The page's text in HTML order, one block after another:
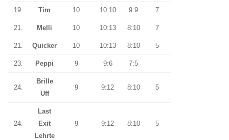
19. Tim 10 10:10 9:9 7
21. Melli 10 10:13 8:10 7
21. Quicker 10 10:13 8:10 5
23. Peppi 9 9:6 7:5
24.
Brille
Uff
9 9:12 8:10 5
24.
Last
Exit
Lehrte
9 9:12 8:10 5